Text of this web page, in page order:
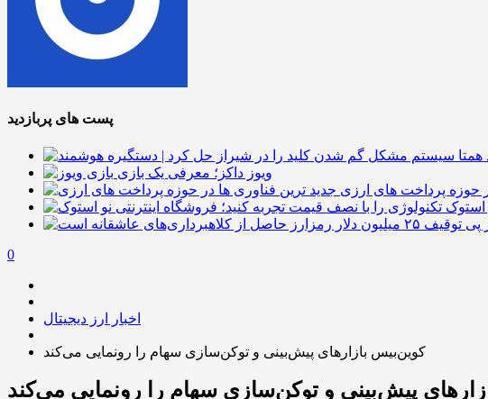
پست های پربازدید
ویوز داکز؛ معرفی یک بازی
حوزه پرداخت های ارزی
استوک
0
اخبار ارز دیجیتال
کوین‌بیس بازارهای پیش‌بینی و توکن‌سازی سهام را رونمایی می‌کند
پیش‌بینی و توکن‌سازی سهام را رونمایی می‌کند